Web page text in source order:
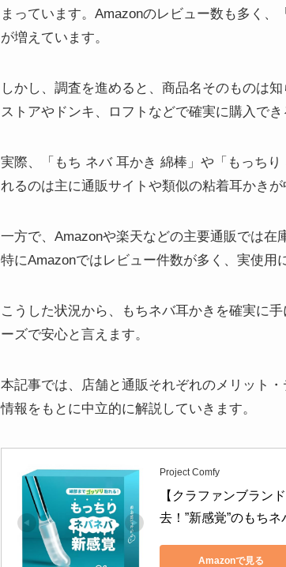
まっています。Amazonのレビュー数も多く
が増えています。
しかし、調査を進めると、商品名そのものは
ストアやドンキ、ロフトなどで確実に購入で
実際、「もち ネバ 耳かき 綿棒」や「もっち
れるのは主に通販サイトや類似の粘着耳かきが
一方で、Amazonや楽天などの主要通販では
特にAmazonではレビュー件数が多く、実使
こうした状況から、もちネバ耳かきを確実に
ーズで安心と言えます。
本記事では、店舗と通販それぞれのメリット
情報をもとに中立的に解説していきます。
Project Comfy
【クラファンブラン
去！”新感覚”のもち
Amazonで見る